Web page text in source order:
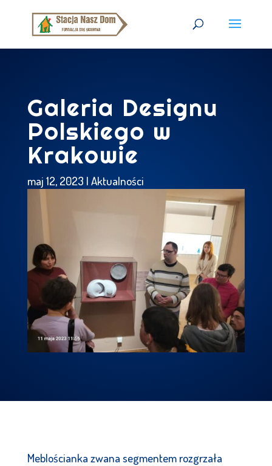
Galeria Designu
Polskiego w
Krakowie
maj 12, 2023 | Aktualności
Meblościanka zwana segmentem rozgrzała